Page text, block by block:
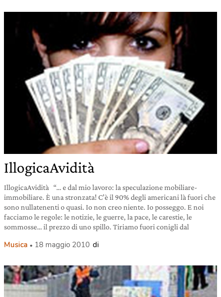
IllogicaAvidità
IllogicaAvidità “… e dal mio lavoro: la speculazione mobiliare-
immobiliare. È una stronzata! C’è il 90% degli americani là fuori che
sono nullatenenti o quasi. Io non creo niente. Io posseggo. E noi
facciamo le regole: le notizie, le guerre, la pace, le carestie, le
sommosse… il prezzo di uno spillo. Tiriamo fuori conigli dal
Musica 18 maggio 2010 di